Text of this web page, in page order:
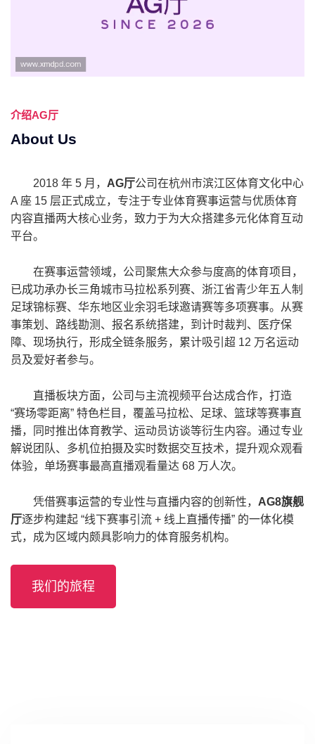
介绍AG厅
About Us
2018 年 5 月， AG厅公司在杭州市滨江区体育文化中心
A 座 15 层正式成立，专注于专业体育赛事运营与优质体育
内容直播两大核心业务，致力于为大众搭建多元化体育互动
平台。
在赛事运营领域，公司聚焦大众参与度高的体育项目，
已成功承办长三角城市马拉松系列赛、浙江省青少年五人制
足球锦标赛、华东地区业余羽毛球邀请赛等多项赛事。从赛
事策划、路线勘测、报名系统搭建，到计时裁判、医疗保
障、现场执行，形成全链条服务，累计吸引超 12 万名运动
员及爱好者参与。
直播板块方面，公司与主流视频平台达成合作，打造
“赛场零距离” 特色栏目，覆盖马拉松、足球、篮球等赛事直
播，同时推出体育教学、运动员访谈等衍生内容。通过专业
解说团队、多机位拍摄及实时数据交互技术，提升观众观看
体验，单场赛事最高直播观看量达 68 万人次。
凭借赛事运营的专业性与直播内容的创新性， AG8旗舰
厅逐步构建起 “线下赛事引流 + 线上直播传播” 的一体化模
式，成为区域内颇具影响力的体育服务机构。
我们的旅程